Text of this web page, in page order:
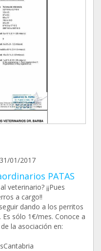
31/01/2017
PATAS
veterinario? ¡¡Pues
a cargo!!
dando a los perritos
sólo 1€/mes. Conoce a
la asociación en: